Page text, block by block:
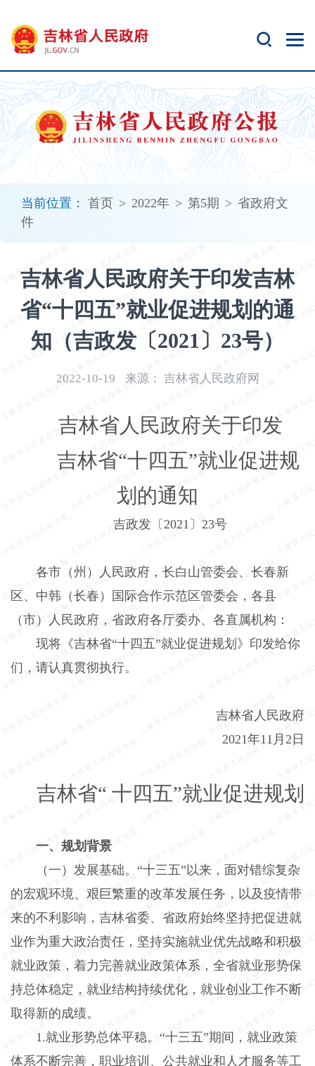
当前位置： 首页 > 2022年 > 第5期 > 省政府文
件
吉林省人民政府关于印发吉林
省“十四五”就业促进规划的通
知（吉政发〔2021〕23号）
2022-10-19 来源： 吉林省人民政府网
吉林省人民政府关于印发
吉林省“十四五”就业促进规
划的通知
吉政发〔2021〕23号
各市（州）人民政府，长白山管委会、长春新
区、中韩（长春）国际合作示范区管委会，各县
（市）人民政府，省政府各厅委办、各直属机构：
现将《吉林省“十四五”就业促进规划》印发给你
们，请认真贯彻执行。
吉林省人民政府
2021年11月2日
吉林省“ 十四五”就业促进规划
一、规划背景
（一）发展基础。“十三五”以来，面对错综复杂
的宏观环境、艰巨繁重的改革发展任务，以及疫情带
来的不利影响，吉林省委、省政府始终坚持把促进就
业作为重大政治责任，坚持实施就业优先战略和积极
就业政策，着力完善就业政策体系，全省就业形势保
持总体稳定，就业结构持续优化，就业创业工作不断
取得新的成绩。
1.就业形势总体平稳。“十三五”期间，就业政策
体系不断完善，职业培训、公共就业和人才服务等工
开
无
障
碍
说
明
加